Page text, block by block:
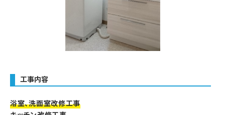
工事内容
浴室、洗面室改修工事